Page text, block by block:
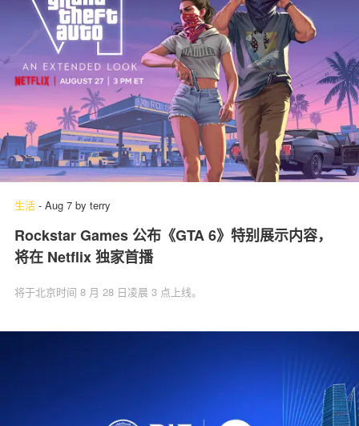
生活 - Aug 7 by terry
Rockstar Games 公布《GTA 6》特别展示内容，
将在 Netflix 独家首播
将于北京时间 8 月 28 日凌晨 3 点上线。